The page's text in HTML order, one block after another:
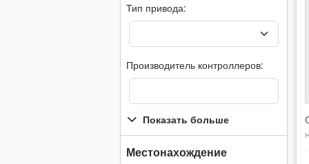
Тип привода:
Производитель контроллеров:
Показать больше
Местонахождение